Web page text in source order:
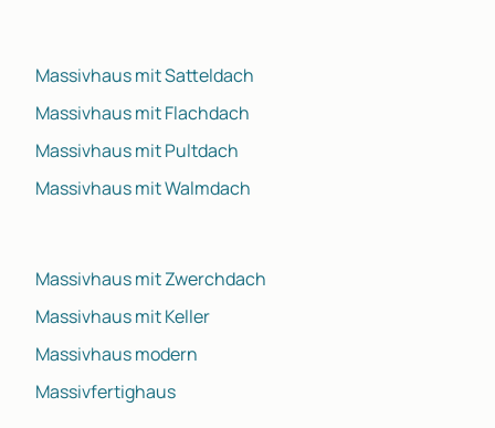
Massivhaus mit Satteldach
Massivhaus mit Flachdach
Massivhaus mit Pultdach
Massivhaus mit Walmdach
Massivhaus mit Zwerchdach
Massivhaus mit Keller
Massivhaus modern
Massivfertighaus